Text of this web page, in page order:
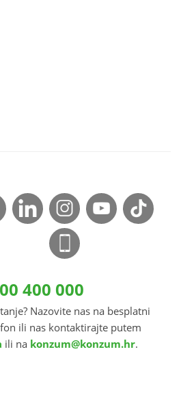
400 000
Nazovite nas na besplatni
ili nas kontaktirajte putem
ili na konzum@konzum.hr.